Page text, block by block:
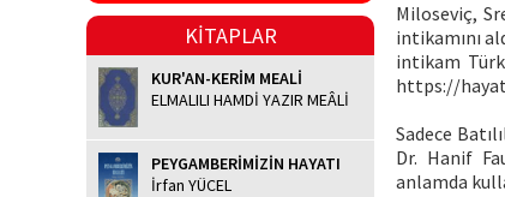
KİTAPLAR
KUR'AN-KERİM MEALİ
ELMALILI HAMDİ YAZIR MEÂLİ
PEYGAMBERİMİZİN HAYATI
İrfan YÜCEL
Miloseviç,
intikamını
intikam
https://
Sadece
Dr. Hanif
anlamda